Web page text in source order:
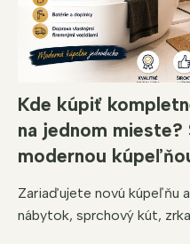
Kde kúpiť
na jednom mieste?
modernou
Zariaďujete novú kúpeľňu
nábytok, sprchový kút,